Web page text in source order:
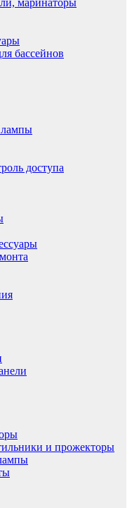
маринаторы
бассейнов
лампы
доступа
и прожекторы